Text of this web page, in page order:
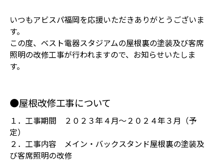
いつもアビスパ福岡を応援いただきありがとうございま
す。
この度、ベスト電器スタジアムの屋根裏の塗装及び客席
照明の改修工事が行われますので、お知らせいたしま
す。
●屋根改修工事について
１．工事期間 ２０２３年４月～２０２４年３月（予
定）
２．工事内容 メイン・バックスタンド屋根裏の塗装及
び客席照明の改修